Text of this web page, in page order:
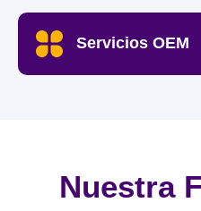
Servicios OEM
Nuestra